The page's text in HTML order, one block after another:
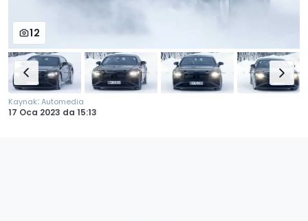
12
Kaynak:Automedia
17 Oca 2023 da 15:13